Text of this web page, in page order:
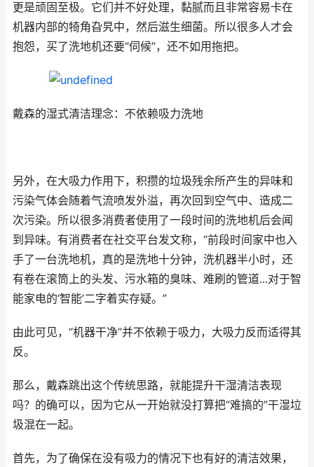
更是顽固至极。它们并不好处理，黏腻而且非常容易卡在
机器内部的犄角旮旯中，然后滋生细菌。所以很多人才会
抱怨，买了洗地机还要“伺候”，还不如用拖把。
戴森的湿式清洁理念：不依赖吸力洗地
另外，在大吸力作用下，积攒的垃圾残余所产生的异味和
污染气体会随着气流喷发外溢，再次回到空气中、造成二
次污染。所以很多消费者使用了一段时间的洗地机后会闻
到异味。有消费者在社交平台发文称，“前段时间家中也入
手了一台洗地机，真的是洗地十分钟，洗机器半小时，还
有卷在滚筒上的头发、污水箱的臭味、难刷的管道...对于智
能家电的‘智能’二字着实存疑。”
由此可见，“机器干净”并不依赖于吸力，大吸力反而适得其
反。
那么，戴森跳出这个传统思路，就能提升干湿清洁表现
吗？的确可以，因为它从一开始就没打算把“难搞的”干湿垃
圾混在一起。
首先，为了确保在没有吸力的情况下也有好的清洁效果，